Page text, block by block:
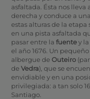
asfaltada. Ésta nos lleva
derecha y conduce a
estas alturas de la
en una pista asfaltada
pasar entre la fuentey la
el año 1676. Un
albergue de Outeiro
de Vedra), que se
envidiable y en una
privilegiada: a tan solo
Santiago.